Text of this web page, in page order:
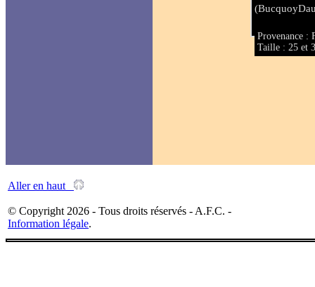
Provenance :
Taille : 25 et
Aller en haut
© Copyright 2026 - Tous droits réservés - A.F.C. -
Information légale.